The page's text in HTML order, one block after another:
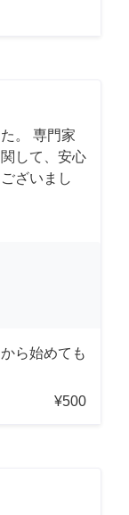
。 専門家
して、安心
ざいまし
ら始めても
¥500